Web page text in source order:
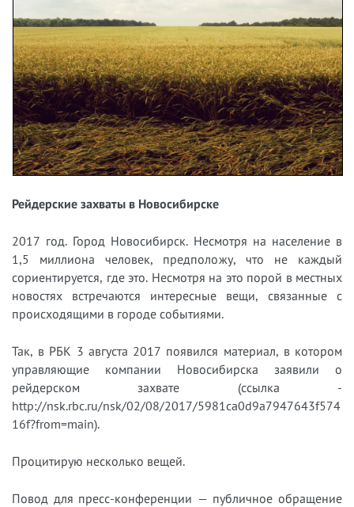
Рейдерские захваты в Новосибирске
2017 год. Город Новосибирск. Несмотря на население в
1,5 миллиона человек, предположу, что не каждый
сориентируется, где это. Несмотря на это порой в местных
новостях встречаются интересные вещи, связанные с
происходящими в городе событиями.
Так, в РБК 3 августа 2017 появился материал, в котором
управляющие компании Новосибирска заявили о
рейдерском захвате (ссылка -
http://nsk.rbc.ru/nsk/02/08/2017/5981ca0d9a7947643f574
16f?from=main).
Процитирую несколько вещей.
Повод для пресс-конференции — публичное обращение